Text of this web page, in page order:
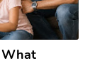
What